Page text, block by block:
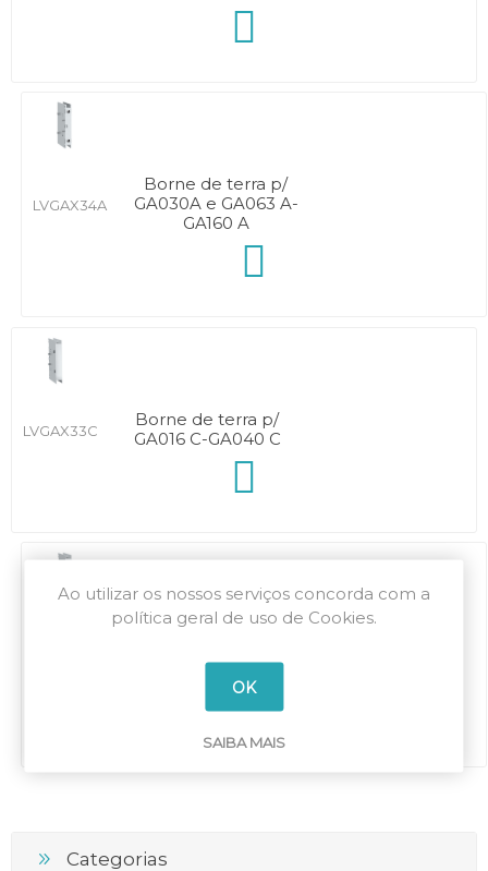
LVGAX34A
Borne de terra p/
GA030A e GA063 A-
GA160 A
LVGAX33C
Borne de terra p/
GA016 C-GA040 C
Categorias
Ao utilizar os nossos serviços concorda com a
política geral de uso de Cookies.
OK
SAIBA MAIS